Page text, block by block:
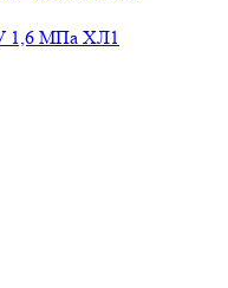
1,6 МПа ХЛ1